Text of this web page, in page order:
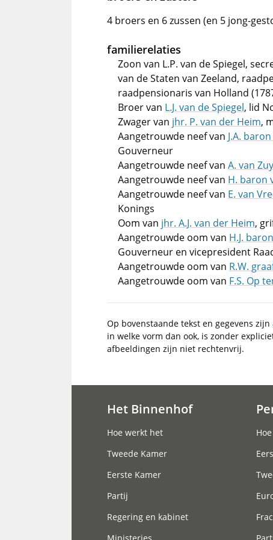
4 broers en 6 zussen (en 5 jong-
familierelaties
Zoon van L.P. van de Spiegel,
van de Staten van Zeeland,
raadpensionaris van Holland
Broer van L.J. van de Spiegel, lid
Zwager van jhr. P. van der Heim,
Aangetrouwde neef van J.A.
Gouverneur
Aangetrouwde neef van A. van
Aangetrouwde neef van H. baron
Aangetrouwde neef van E. van
Konings
Oom van jhr. A.J. van der Heim,
Aangetrouwde oom van H.J.
Gouverneur en vicepresident
Aangetrouwde oom van R.W.
Aangetrouwde oom van F.S. Op
Op bovenstaande tekst en gegevens zijn
in welke vorm dan ook, is zonder
afbeeldingen zijn niet rechtenvrij.
Het Binnenhof
Hoe werkt het
Tweede Kamer
Eerste Kamer
Partij
Regering en kabinet